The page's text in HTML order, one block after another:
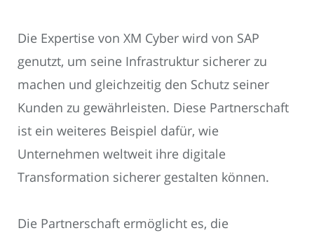
Die Expertise von XM Cyber wird von SAP
genutzt, um seine Infrastruktur sicherer zu
machen und gleichzeitig den Schutz seiner
Kunden zu gewährleisten. Diese Partnerschaft
ist ein weiteres Beispiel dafür, wie
Unternehmen weltweit ihre digitale
Transformation sicherer gestalten können.
Die Partnerschaft ermöglicht es, die